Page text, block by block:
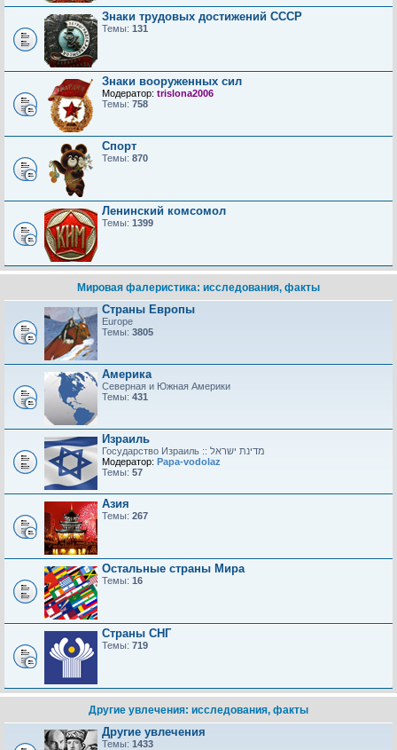
Знаки трудовых достижений CCCP
Темы: 131
Знаки вооруженных сил
Модератор: trislona2006
Темы: 758
Спорт
Темы: 870
Ленинский комсомол
Темы: 1399
Мировая фалеристика: исследования, факты
Страны Европы
Europe
Темы: 3805
Америка
Северная и Южная Америки
Темы: 431
Израиль
Модератор: Papa-vodolaz
Темы: 57
Азия
Темы: 267
Остальные страны Мира
Темы: 16
Страны СНГ
Темы: 719
Другие увлечения: исследования, факты
Другие увлечения
Темы: 1433